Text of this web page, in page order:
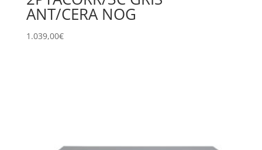
ANT/CERA NOG
1.039,00€